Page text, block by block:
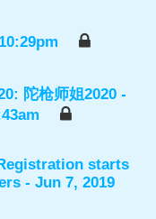
陀枪师姐2020 -
starts
- Jun 7, 2019